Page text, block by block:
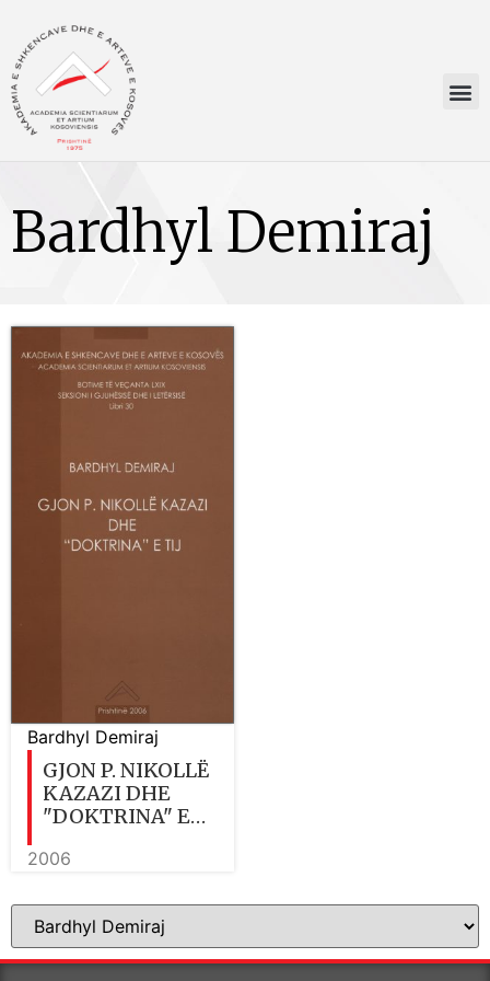
Bardhyl Demiraj
Bardhyl Demiraj
GJON P. NIKOLLË
KAZAZI DHE
"DOKTRINA" E
2006